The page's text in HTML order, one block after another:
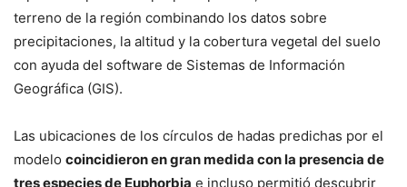
terreno de la región combinando los datos sobre
precipitaciones, la altitud y la cobertura vegetal del suelo
con ayuda del software de Sistemas de Información
Geográfica (GIS).
Las ubicaciones de los círculos de hadas predichas por el
modelo coincidieron en gran medida con la presencia de
tres especies de Euphorbia e incluso permitió descubrir